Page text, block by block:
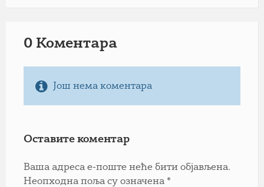
0 Коментарa
Још нема коментара
Оставите коментар
Ваша адреса е-поште неће бити објављена.
Неопходна поља су означена *